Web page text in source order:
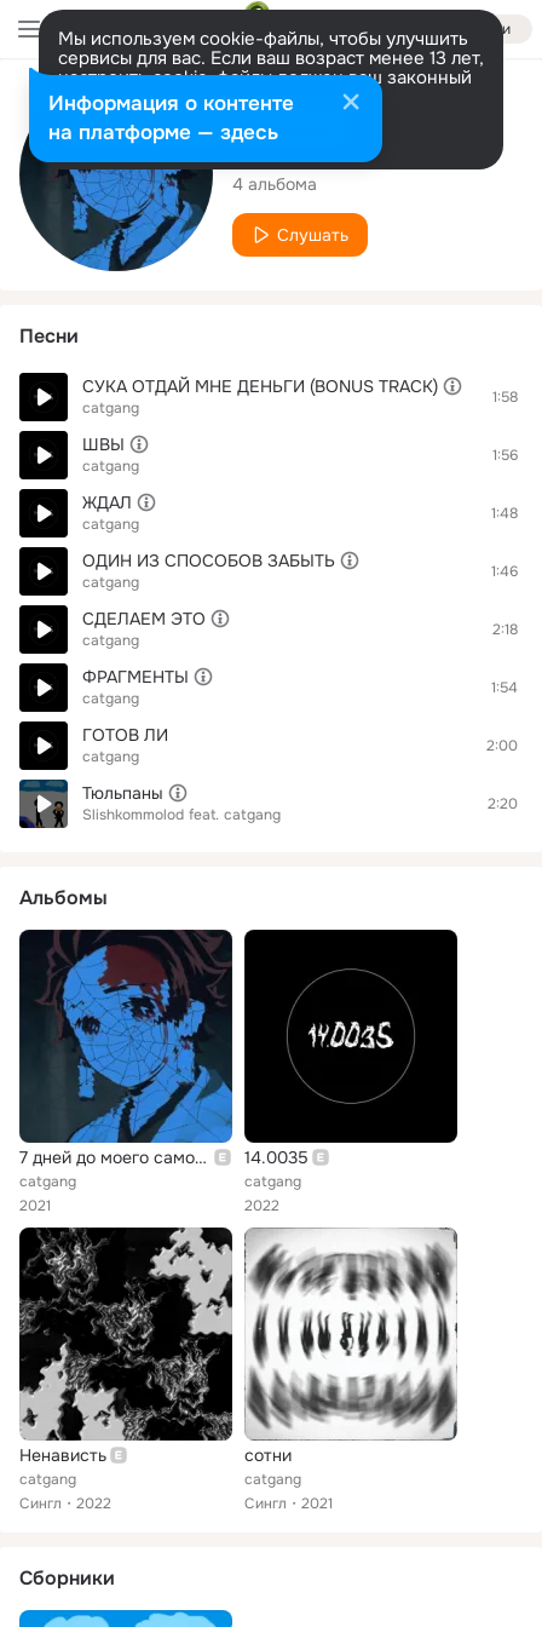
Войти
Мы используем cookie-файлы, чтобы улучшить
сервисы для вас. Если ваш возраст менее 13 лет,
настроить cookie-файлы должен ваш законный
представитель. Больше информации
Разрешить все Настроить
Исполнитель
catgang
4 альбома
Слушать
Песни
СУКА ОТДАЙ МНЕ ДЕНЬГИ (BONUS TRACK)
catgang
1:58
ШВЫ
catgang
1:56
ЖДАЛ
catgang
1:48
ОДИН ИЗ СПОСОБОВ ЗАБЫТЬ
catgang
1:46
СДЕЛАЕМ ЭТО
catgang
2:18
ФРАГМЕНТЫ
catgang
1:54
ГОТОВ ЛИ
catgang
2:00
Тюльпаны
Slishkommolod feat. catgang
2:20
Альбомы
7 дней до моего самоубийства
catgang
2021
14.0035
catgang
2022
Ненависть
catgang
Сингл
2022
cотни
catgang
Сингл
2021
Сборники
Информация о контенте
на платформе — здесь